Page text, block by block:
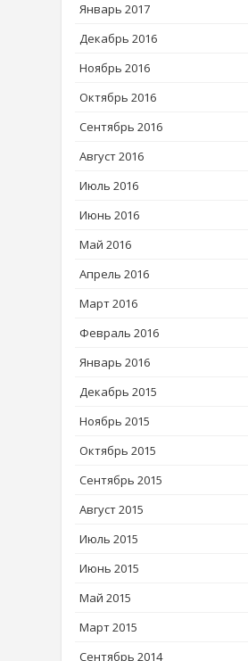
Январь 2017
Декабрь 2016
Ноябрь 2016
Октябрь 2016
Сентябрь 2016
Август 2016
Июль 2016
Июнь 2016
Май 2016
Апрель 2016
Март 2016
Февраль 2016
Январь 2016
Декабрь 2015
Ноябрь 2015
Октябрь 2015
Сентябрь 2015
Август 2015
Июль 2015
Июнь 2015
Май 2015
Март 2015
Сентябрь 2014